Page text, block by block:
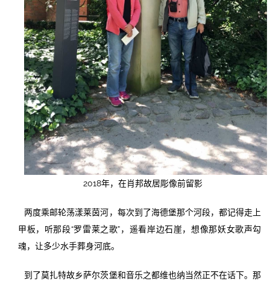
2018年，在肖邦故居彫像前留影
两度乘邮轮荡漾莱茵河，每次到了海德堡那个河段，都记得走上
甲板，听那段“罗雷莱之歌”，遥看岸边石崖，想像那妖女歌声勾
魂，让多少水手葬身河底。
到了莫扎特故乡萨尔茨堡和音乐之都维也纳当然正不在话下。那